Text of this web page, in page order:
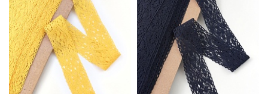
Электронная почта
Подписаться